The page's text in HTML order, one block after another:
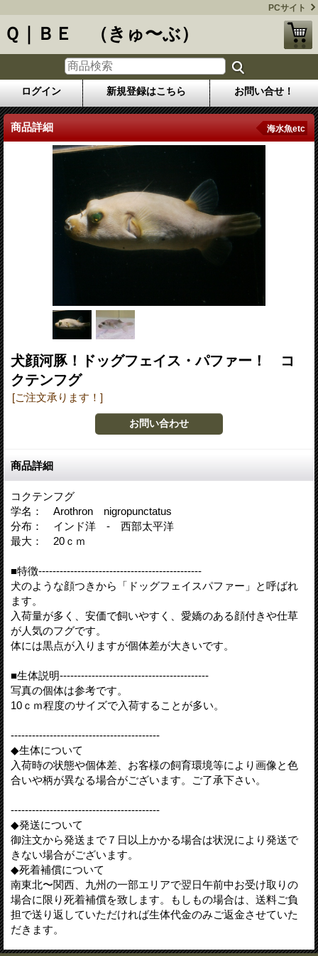
PCサイト
Ｑ｜ＢＥ （きゅ〜ぶ）
ログイン 新規登録はこちら お問い合せ！
商品詳細 海水魚etc
犬顔河豚！ドッグフェイス・パファー！ コ
クテンフグ
[ご注文承ります！]
商品詳細
コクテンフグ
学名： Arothron nigropunctatus
分布： インド洋 - 西部太平洋
最大： 20ｃｍ
■特徴----------------------------------------------
犬のような顔つきから「ドッグフェイスパファー」と呼ばれ
ます。
入荷量が多く、安価で飼いやすく、愛嬌のある顔付きや仕草
が人気のフグです。
体には黒点が入りますが個体差が大きいです。
■生体説明------------------------------------------
写真の個体は参考です。
10ｃｍ程度のサイズで入荷することが多い。
------------------------------------------
◆生体について
入荷時の状態や個体差、お客様の飼育環境等により画像と色
合いや柄が異なる場合がございます。ご了承下さい。
------------------------------------------
◆発送について
御注文から発送まで７日以上かかる場合は状況により発送で
きない場合がございます。
◆死着補償について
南東北〜関西、九州の一部エリアで翌日午前中お受け取りの
場合に限り死着補償を致します。もしもの場合は、送料ご負
担で送り返していただければ生体代金のみご返金させていた
だきます。